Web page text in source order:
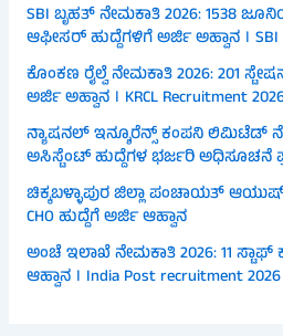
SBI ಬೃಹತ್ ನೇಮಕಾತಿ 2026:
ಆಫೀಸರ್ ಹುದ್ದೆಗಳಿಗೆ ಅರ್ಜಿ ಅಹ್ವಾನ । SBI
ಕೊಂಕಣ ರೈಲ್ವೆ ನೇಮಕಾತಿ 2026: 201
ಅರ್ಜಿ ಅಹ್ವಾನ । KRCL Recruitment
ನ್ಯಾಷನಲ್ ಇನ್ಶೂರೆನ್ಸ್ ಕಂಪನಿ ಲಿಮಿಟೆಡ್
ಅಸಿಸ್ಟೆಂಟ್ ಹುದ್ದೆಗಳ ಭರ್ಜರಿ ಅಧಿಸೂಚನೆ
ಚಿಕ್ಕಬಳ್ಳಾಪುರ ಜಿಲ್ಲಾ ಪಂಚಾಯತ್
CHO ಹುದ್ದೆಗೆ ಅರ್ಜಿ ಆಹ್ವಾನ
ಅಂಚೆ ಇಲಾಖೆ ನೇಮಕಾತಿ 2026: 11
ಆಹ್ವಾನ । India Post recruitment 2026